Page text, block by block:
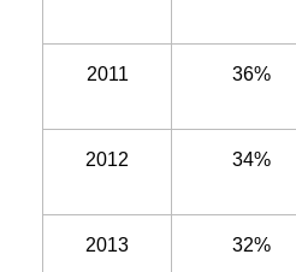
2011 36%
2012 34%
2013 32%